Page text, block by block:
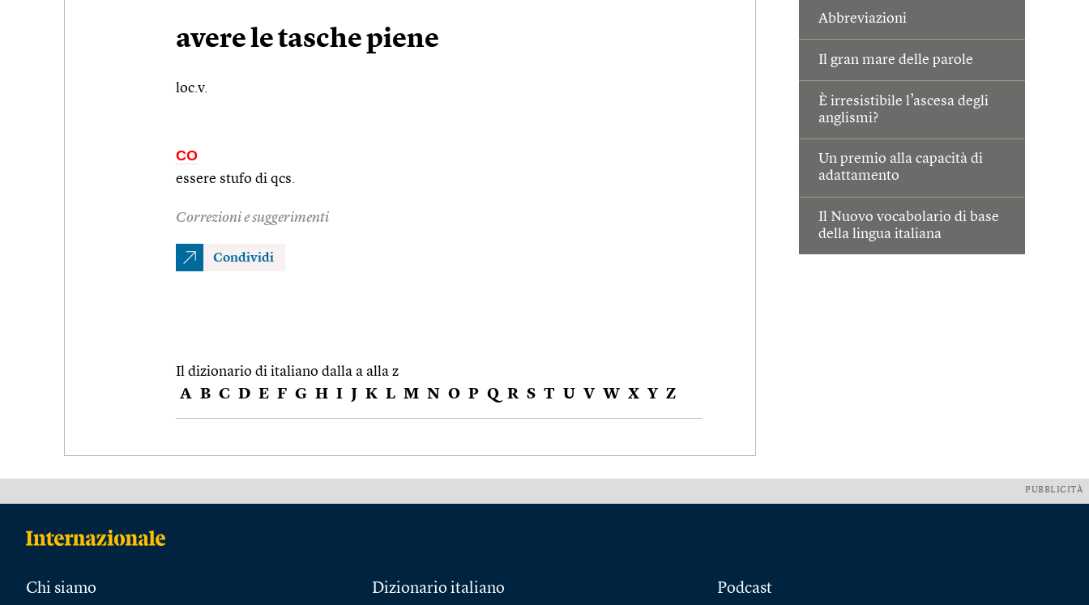
Abbreviazioni
Il gran mare delle parole
È irresistibile l’ascesa degli
anglismi?
Un premio alla capacità di
adattamento
Il Nuovo vocabolario di base
della lingua italiana
avere le tasche piene
loc.v.
CO
essere stufo di qcs.
Correzioni e suggerimenti
Condividi
Il dizionario di italiano dalla a alla z
A B C D E F G H I J K L M N O P Q R S T U V W X Y Z
PUBBLICITÀ
Chi siamo Dizionario italiano Podcast